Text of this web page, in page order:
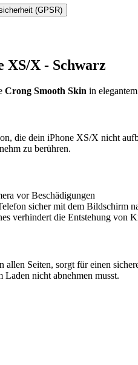
(GPSR)
XS/X - Schwarz
Crong Smooth Skin in
die dein iPhone XS/X nicht
zu berühren.
vor Beschädigungen
sicher mit dem Bildschirm
verhindert die Entstehung von
Seiten, sorgt für einen
nicht abnehmen musst.